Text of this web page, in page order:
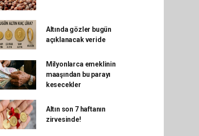
Altında gözler bugün
açıklanacak veride
Milyonlarca emeklinin
maaşından bu parayı
kesecekler
Altın son 7 haftanın
zirvesinde!